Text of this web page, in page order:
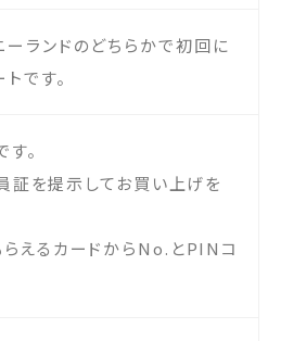
ランドのどちらかで初回に
です。
。
証を提示してお買い上げを
らえるカードからNo.とPINコ